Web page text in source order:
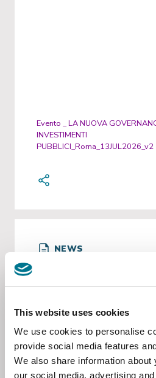
This website uses cookies
We use cookies to personalise
provide social media features
We also share information
our social media, advertising
Evento _ LA NUOVA
INVESTIMENTI
PUBBLICI_Roma_13JUL2026_v2
NEWS
Pakistan
Press release
GA-Alliance lands in
partnership signed with